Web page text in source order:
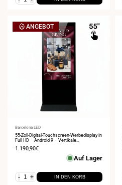
ANGEBOT
Anbieter:
Barcelona LED
55-Zoll-Digital-Touchscreen-Werbedisplay in
Full HD – Android 9 – Vertikale
Verkaufspreis
1.190,90€
Auf Lager
- + IN DEN KORB